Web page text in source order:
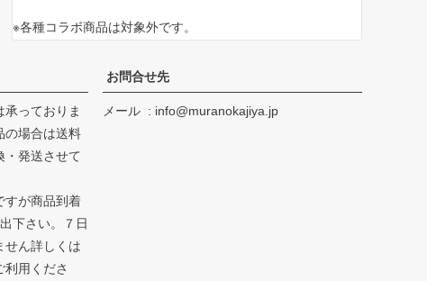
※各種コラボ商品は対象外です。
っておりま
の場合は送料
・発送させて
すが商品到着
下さい。７日
せん詳しくは
利用くださ
お問合せ先
メール info@muranokajiya.jp